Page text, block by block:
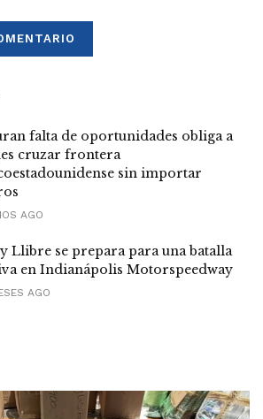
falta de oportunidades obliga a
cruzar frontera
sin importar
AGO
Llibre se prepara para una batalla
en Indianápolis Motorspeedway
AGO